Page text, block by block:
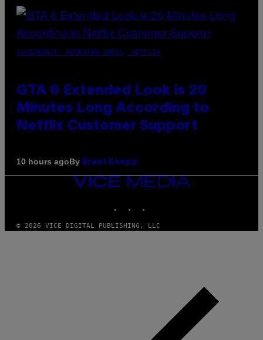
SCREENSHOT: ROCKSTAR GAMES, NETFLIX
GTA 6 Extended Look is 20
Minutes Long According to
Netflix Customer Support
10 hours agoBy Brent Koepp
VICE
MEDIA
© 2026 VICE DIGITAL PUBLISHING, LLC